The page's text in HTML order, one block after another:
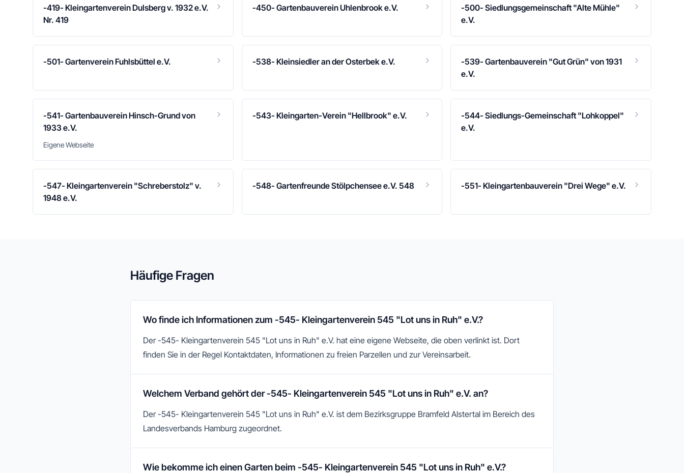
-419- Kleingartenverein Dulsberg v. 1932 e.V.
Nr. 419
-450- Gartenbauverein Uhlenbrook e.V.
-500- Siedlungsgemeinschaft "Alte Mühle"
e.V.
-501- Gartenverein Fuhlsbüttel e.V. -538- Kleinsiedler an der Osterbek e.V.
-539- Gartenbauverein "Gut Grün" von 1931
e.V.
-541- Gartenbauverein Hinsch-Grund von
1933 e.V.
Eigene Webseite
-543- Kleingarten-Verein "Hellbrook" e.V.
-544- Siedlungs-Gemeinschaft "Lohkoppel"
e.V.
-547- Kleingartenverein "Schreberstolz" v.
1948 e.V.
-548- Gartenfreunde Stölpchensee e.V. 548 -551- Kleingartenbauverein "Drei Wege" e.V.
Häufige Fragen
Wo finde ich Informationen zum -545- Kleingartenverein 545 "Lot uns in Ruh" e.V.?
Der -545- Kleingartenverein 545 "Lot uns in Ruh" e.V. hat eine eigene Webseite, die oben verlinkt ist. Dort
finden Sie in der Regel Kontaktdaten, Informationen zu freien Parzellen und zur Vereinsarbeit.
Welchem Verband gehört der -545- Kleingartenverein 545 "Lot uns in Ruh" e.V. an?
Der -545- Kleingartenverein 545 "Lot uns in Ruh" e.V. ist dem Bezirksgruppe Bramfeld Alstertal im Bereich des
Landesverbands Hamburg zugeordnet.
Wie bekomme ich einen Garten beim -545- Kleingartenverein 545 "Lot uns in Ruh" e.V.?